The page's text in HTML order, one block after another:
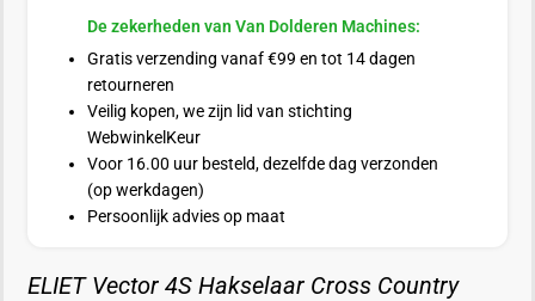
De zekerheden van Van Dolderen Machines:
Gratis verzending vanaf €99 en tot 14 dagen
retourneren
Veilig kopen, we zijn lid van stichting
WebwinkelKeur
Voor 16.00 uur besteld, dezelfde dag verzonden
(op werkdagen)
Persoonlijk advies op maat
ELIET Vector 4S Hakselaar Cross Country